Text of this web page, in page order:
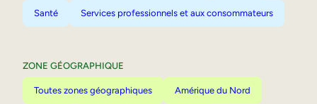
Santé Services professionnels et aux consommateurs
ZONE GÉOGRAPHIQUE
Toutes zones géographiques Amérique du Nord